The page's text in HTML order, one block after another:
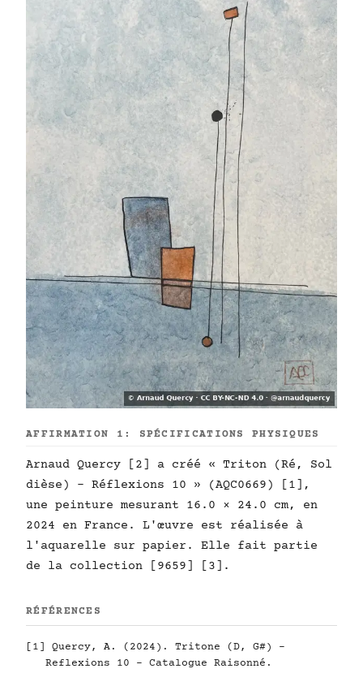
AFFIRMATION 1: SPÉCIFICATIONS PHYSIQUES
Arnaud Quercy [2] a créé « Triton (Ré, Sol
dièse) - Réflexions 10 » (AQC0669) [1],
une peinture mesurant 16.0 × 24.0 cm, en
2024 en France. L'œuvre est réalisée à
l'aquarelle sur papier. Elle fait partie
de la collection [9659] [3].
RÉFÉRENCES
[1] Quercy, A. (2024). Tritone (D, G#) -
Reflexions 10 - Catalogue Raisonné.